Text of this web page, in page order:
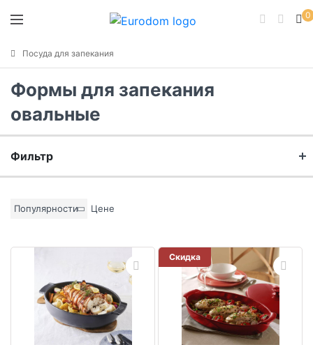
0
Посуда для запекания
Формы для запекания
овальные
Фильтр
Цвет основы
Популярности Цене
Скидка